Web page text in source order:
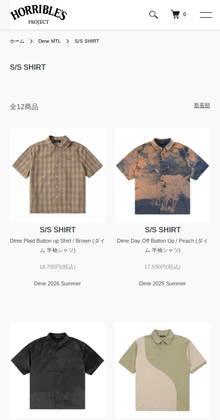
0
ホーム Dime MTL S/S SHIRT
S/S SHIRT
全12商品 新着順
S/S SHIRT
Dime Plaid Button up Shirt / Brown (ダイ
ム 半袖シャツ)
18,700円(税込)
Dime 2026 Summer
S/S SHIRT
Dime Day Off Button Up / Peach (ダイ
ム 半袖シャツ)
17,930円(税込)
Dime 2025 Summer